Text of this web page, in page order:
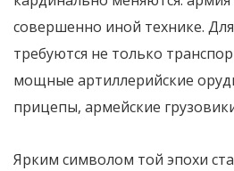
совершенно иной технике.
требуются не только
мощные артиллерийские
прицепы, армейские
Ярким символом той эпохи